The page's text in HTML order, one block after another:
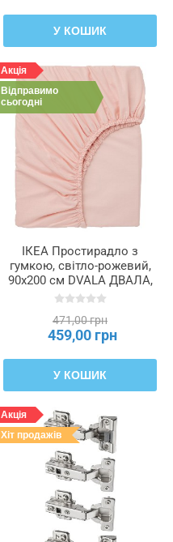
У КОШИК
Акція
Відправимо
сьогодні
ІКЕА Простирадло з
гумкою, світло-рожевий,
90x200 см DVALA ДВАЛА,
403.494.04
471,00 грн
459,00 грн
У КОШИК
Акція
Хіт продажів